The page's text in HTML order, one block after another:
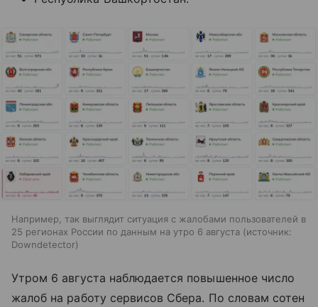
Например, так выглядит ситуация с жалобами пользователей в
25 регионах России по данным на утро 6 августа
источник:
Downdetector
Утром 6 августа наблюдается повышенное число
жалоб на работу сервисов Сбера. По словам сотен